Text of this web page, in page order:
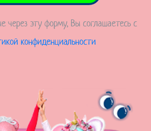
через эту форму, Вы соглашаетесь с
конфиденциальности